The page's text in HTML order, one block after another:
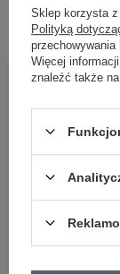
Sklep korzysta z
Polityką
przechowywania
Więcej
znaleźć także